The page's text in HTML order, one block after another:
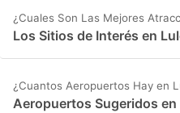
¿Cuales Son Las Mejores
Los Sitios de Interés en
¿Cuantos Aeropuertos Hay en
Aeropuertos Sugeridos en